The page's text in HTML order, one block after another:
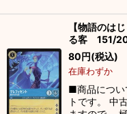
【物語のは
る客 151/
80円(税込)
在庫わずか
■商品につい
トです。 中